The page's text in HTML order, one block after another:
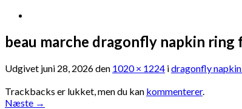
beau marche dragonfly napkin
Udgivet juni 28, 2026den 1020 × 1224 idragonfly
Trackbacks er lukket, men du kan kommenterer.
Næste →